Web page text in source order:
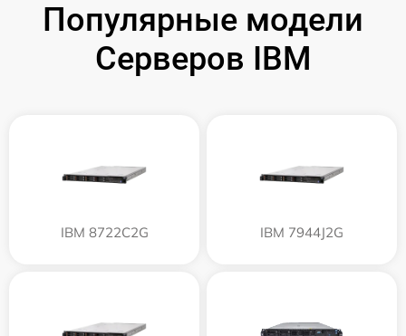
Популярные модели
Серверов IBM
IBM 8722C2G IBM 7944J2G